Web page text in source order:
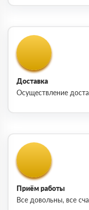
Доставка
Осуществление
Приём работы
Все довольны, все